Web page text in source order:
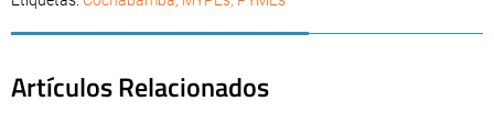
Artículos Relacionados